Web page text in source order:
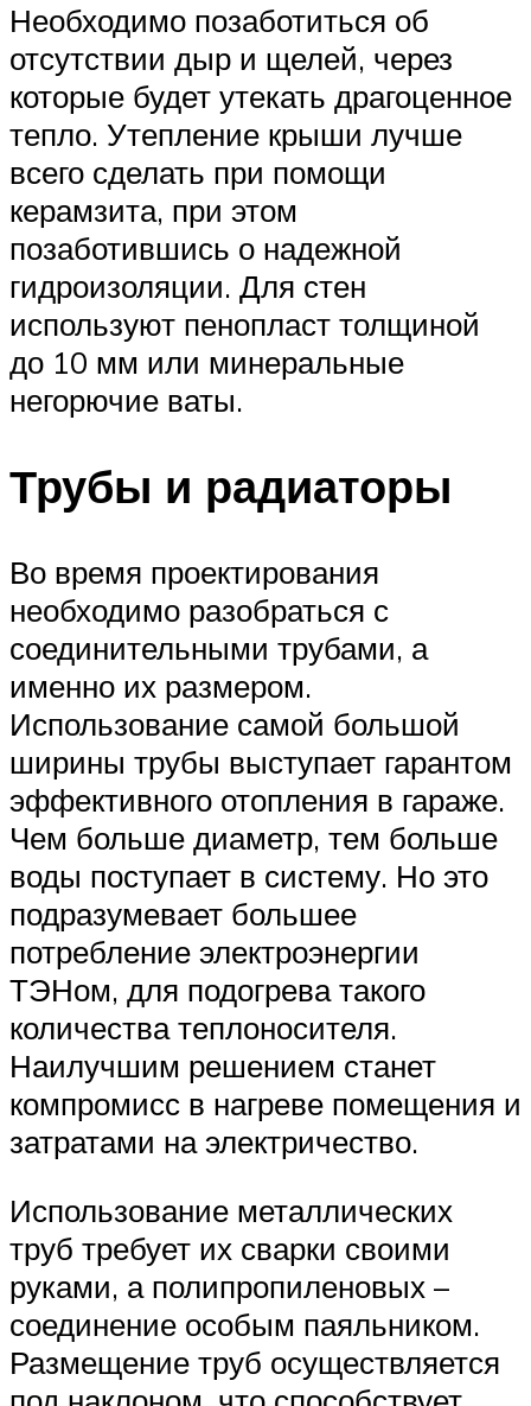
Необходимо позаботиться об
отсутствии дыр и щелей, через
которые будет утекать драгоценное
тепло. Утепление крыши лучше
всего сделать при помощи
керамзита, при этом
позаботившись о надежной
гидроизоляции. Для стен
используют пенопласт толщиной
до 10 мм или минеральные
негорючие ваты.
Трубы и радиаторы
Во время проектирования
необходимо разобраться с
соединительными трубами, а
именно их размером.
Использование самой большой
ширины трубы выступает гарантом
эффективного отопления в гараже.
Чем больше диаметр, тем больше
воды поступает в систему. Но это
подразумевает большее
потребление электроэнергии
ТЭНом, для подогрева такого
количества теплоносителя.
Наилучшим решением станет
компромисс в нагреве помещения и
затратами на электричество.
Использование металлических
труб требует их сварки своими
руками, а полипропиленовых –
соединение особым паяльником.
Размещение труб осуществляется